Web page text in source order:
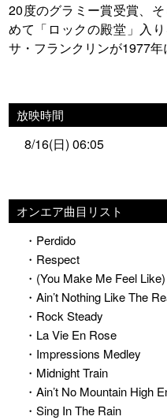
20度のグラミー賞受賞、
めて「ロックの殿堂」入
サ・フランクリンが1977年
放映時間
8/16(日) 06:05
オンエア曲目リスト
・Perdido
・Respect
・(You Make Me Feel
・Ain’t Nothing Like The
・Rock Steady
・La Vie En Rose
・Impressions Medley
・Midnight Train
・Ain’t No Mountain High
・Sing In The Rain